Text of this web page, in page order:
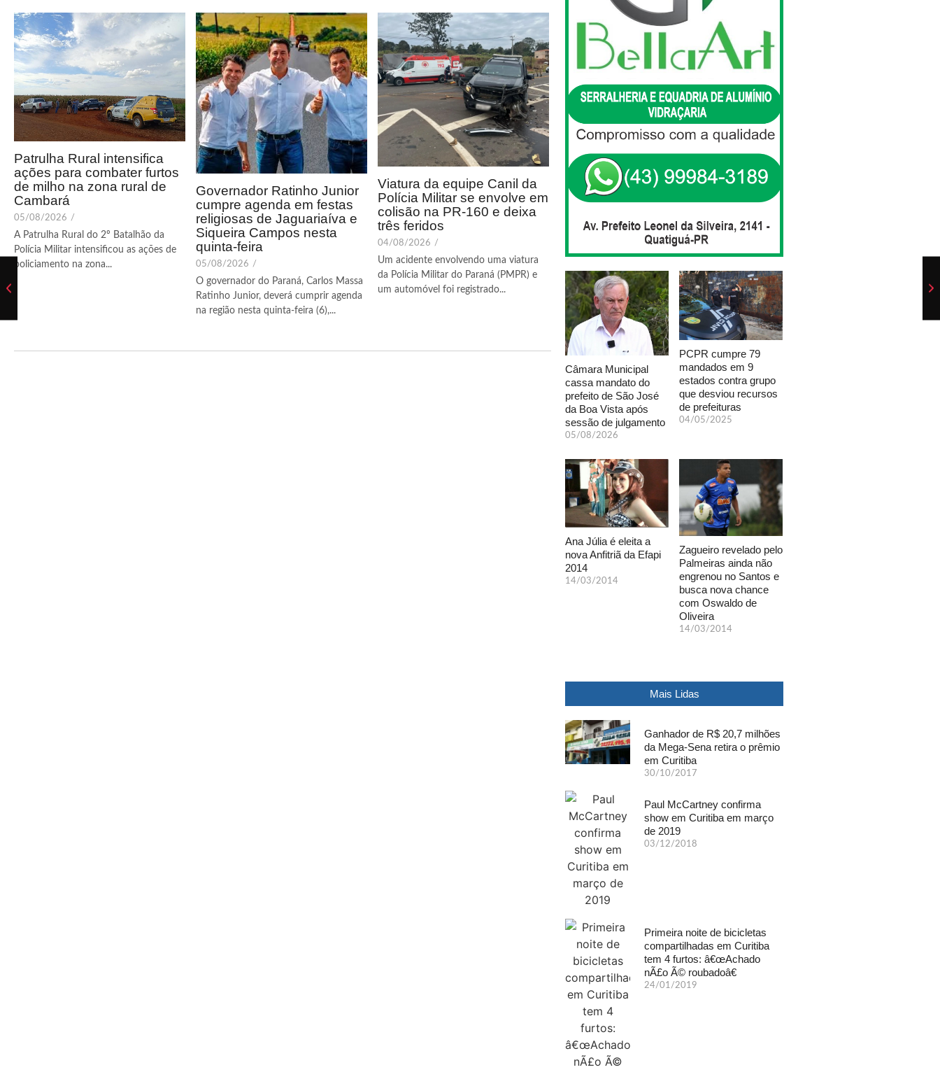
Patrulha Rural intensifica
ações para combater furtos
de milho na zona rural de
Cambará
05/08/2026 /
A Patrulha Rural do 2º Batalhão da
Polícia Militar intensificou as ações de
policiamento na zona...
Governador Ratinho Junior
cumpre agenda em festas
religiosas de Jaguariaíva e
Siqueira Campos nesta
quinta-feira
05/08/2026 /
O governador do Paraná, Carlos Massa
Ratinho Junior, deverá cumprir agenda
na região nesta quinta-feira (6),...
Viatura da equipe Canil da
Polícia Militar se envolve em
colisão na PR-160 e deixa
três feridos
04/08/2026 /
Um acidente envolvendo uma viatura
da Polícia Militar do Paraná (PMPR) e
um automóvel foi registrado...
Câmara Municipal
cassa mandato do
prefeito de São José
da Boa Vista após
sessão de julgamento
05/08/2026
PCPR cumpre 79
mandados em 9
estados contra grupo
que desviou recursos
de prefeituras
04/05/2025
Ana Júlia é eleita a
nova Anfitriã da Efapi
2014
14/03/2014
Zagueiro revelado pelo
Palmeiras ainda não
engrenou no Santos e
busca nova chance
com Oswaldo de
Oliveira
14/03/2014
Mais Lidas
Ganhador de R$ 20,7 milhões
da Mega-Sena retira o prêmio
em Curitiba
30/10/2017
Paul McCartney confirma
show em Curitiba em março
de 2019
03/12/2018
Primeira noite de bicicletas
compartilhadas em Curitiba
tem 4 furtos: â€œAchado
nÃ£o Ã© roubadoâ€
24/01/2019